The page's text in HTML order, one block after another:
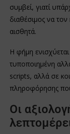
συμβεί, γιατί
διαθέσιμος να
αισθητά.
Η φήμη
τυποποιημένη
scripts, αλλά σε
πληροφόρησης
Οι